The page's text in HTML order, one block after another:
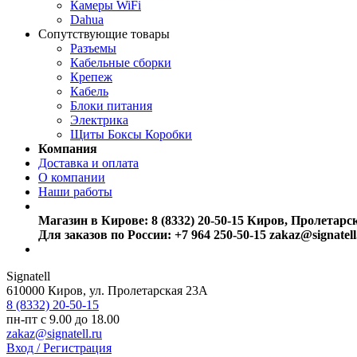
Камеры WiFi
Dahua
Сопутствующие товары
Разъемы
Кабельные сборки
Крепеж
Кабель
Блоки питания
Электрика
Щиты Боксы Коробки
Компания
Доставка и оплата
О компании
Наши работы
Магазин в Кирове: 8 (8332) 20-50-15 Киров,
Для заказов по России: +7 964 250-50-15
Signatell
610000 Киров, ул. Пролетарская 23А
8 (8332) 20-50-15
пн-пт с 9.00 до 18.00
zakaz@signatell.ru
Вход / Регистрация